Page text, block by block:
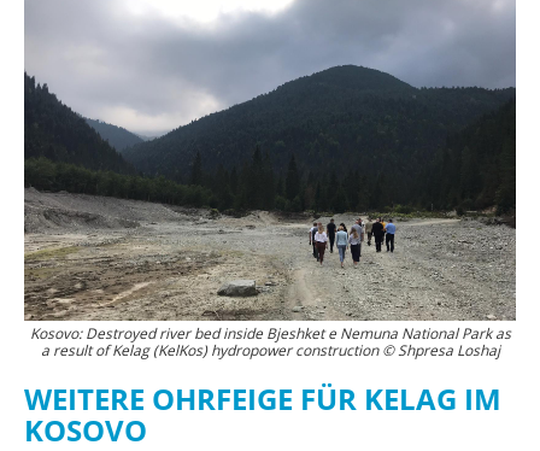
Kosovo: Destroyed river bed inside Bjeshket e Nemuna National Park as
a result of Kelag (KelKos) hydropower construction © Shpresa Loshaj
WEITERE OHRFEIGE FÜR KELAG IM
KOSOVO